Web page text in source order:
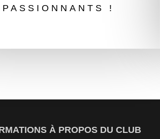
PASSIONNANTS !
À PROPOS DU CLUB